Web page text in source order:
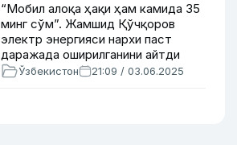
“Мобил алоқа ҳақи ҳам камида 35
минг сўм”. Жамшид Қўчқоров
электр энергияси нархи паст
даражада оширилганини айтди
Ўзбекистон 21:09 / 03.06.2025